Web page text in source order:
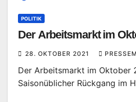
POLITIK
Der Arbeitsmarkt im
28. OKTOBER 2021
Der Arbeitsmarkt im Oktober
Saisonüblicher Rückgang im